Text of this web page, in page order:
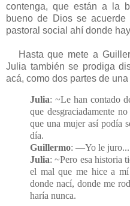
contenga, que están a la
bueno de Dios se
pastoral social ahí donde
Hasta que mete a
Julia también se prodiga
acá, como dos partes de
Julia: ~Le han contado
que desgraciadamente
que una mujer así podía
día.
Guillermo: —Yo le juro...
Julia: ~Pero esa historia
el mal que me hice a
donde nací, donde me
haría nunca.